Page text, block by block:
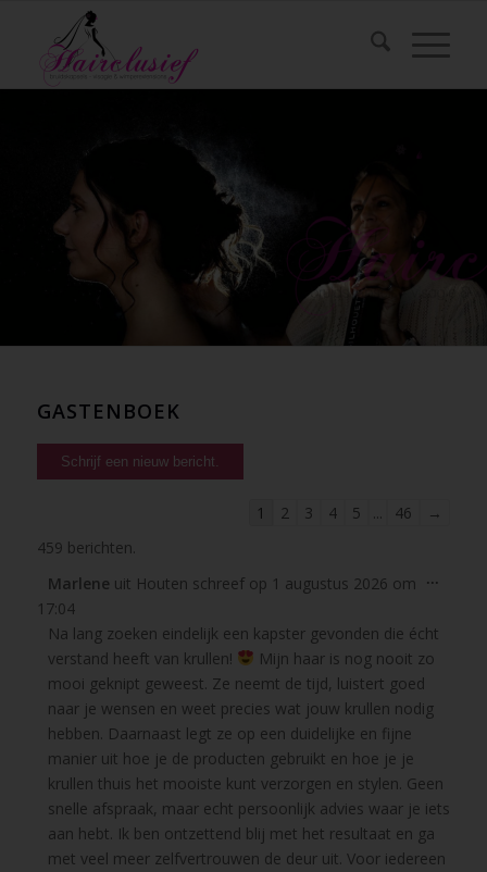
GASTENBOEK
Navigatie
gastenboek-
1 2 3 4 5 ... 46
→
459 berichten.
Marlene uit Houten schreef op 1 augustus 2026 om
17:04
Na lang zoeken eindelijk een kapster gevonden die écht
verstand heeft van krullen!
Mijn haar is nog nooit zo
mooi geknipt geweest. Ze neemt de tijd, luistert goed
naar je wensen en weet precies wat jouw krullen nodig
hebben. Daarnaast legt ze op een duidelijke en fijne
manier uit hoe je de producten gebruikt en hoe je je
krullen thuis het mooiste kunt verzorgen en stylen. Geen
snelle afspraak, maar echt persoonlijk advies waar je iets
aan hebt. Ik ben ontzettend blij met het resultaat en ga
met veel meer zelfvertrouwen de deur uit. Voor iedereen
...